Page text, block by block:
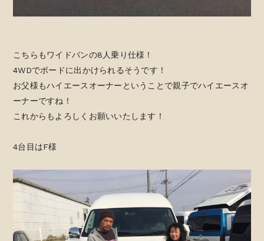
こちらもワイドバンの8人乗り仕様！
4WDでボードに出かけられるそうです！
お父様もハイエースオーナーということで親子でハイエースオ
ーナーですね！
これからもよろしくお願いいたします！
4台目はF様